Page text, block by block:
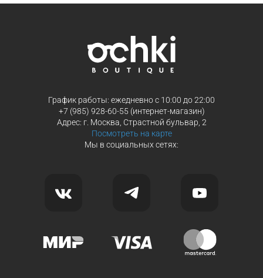
График работы: ежедневно с 10:00 до 22:00
+7 (985) 928-60-55 (интернет-магазин)
Адрес: г. Москва, Страстной бульвар, 2
Посмотреть на карте
Мы в социальных сетях: